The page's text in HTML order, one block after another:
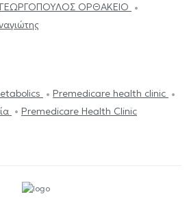
ΓΕΩΡΓΟΠΟΥΛΟΣ ΟΡΘΑΚΕΙΟ
Premedicare health clinic
Premedicare Health Clinic